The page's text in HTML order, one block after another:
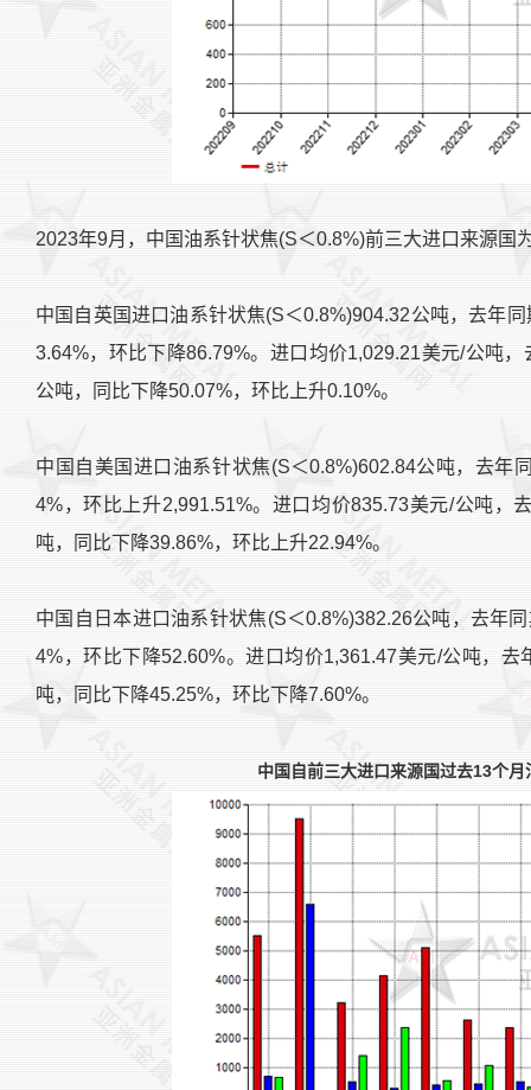
2023年9月，中国油系针状焦(S＜0.8%)前三大进口来源国
中国自英国进口油系针状焦(S＜0.8%)904.32公吨，去年
3.64%，环比下降86.79%。进口均价1,029.21美元/公吨
公吨，同比下降50.07%，环比上升0.10%。
中国自美国进口油系针状焦(S＜0.8%)602.84公吨，去年
4%，环比上升2,991.51%。进口均价835.73美元/公吨，
吨，同比下降39.86%，环比上升22.94%。
中国自日本进口油系针状焦(S＜0.8%)382.26公吨，去年
4%，环比下降52.60%。进口均价1,361.47美元/公吨，
吨，同比下降45.25%，环比下降7.60%。
中国自前三大进口来源国过去13个